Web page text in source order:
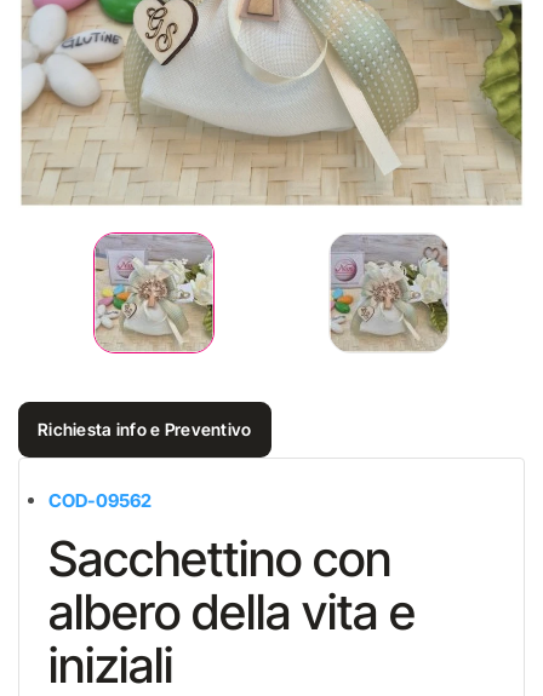
Richiesta info e Preventivo
COD-09562
Sacchettino con
albero della vita e
iniziali